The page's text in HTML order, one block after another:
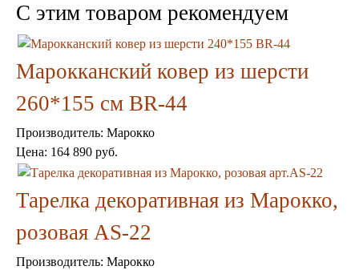
Торшеры Марокко
Торшеры со стеклом
Светильники в хамам
Светильники потолочные
Светильники для кафе и ресторанов
Светильники дизайнерские
Светильники Лофт
Светильники с цепочками
Фонари
C этим товаром рекомендуем
Марокканский ковер из шерсти
260*155 см ВR-44
Производитель: Марокко
Цена: 164 890 руб.
Тарелка декоративная из Марокко,
розовая AS-22
Производитель: Марокко